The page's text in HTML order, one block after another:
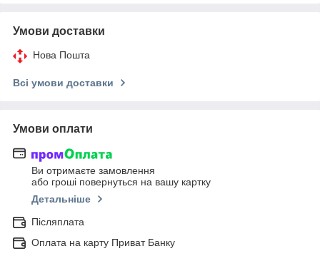
Умови доставки
Нова Пошта
Всі умови доставки
Умови оплати
Ви отримаєте замовлення
або гроші повернуться на вашу картку
Детальніше
Післяплата
Оплата на карту Приват Банку